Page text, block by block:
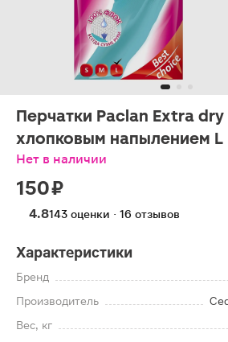
Перчатки Paclan Extra
хлопковым напылением L
Нет в наличии
150 ₽
4.8143 оценки · 16 отзывов
Характеристики
Бренд
Производитель
Вес, кг